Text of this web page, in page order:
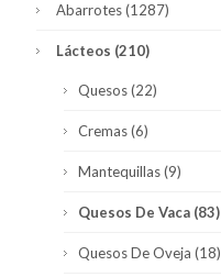
Abarrotes(1287)
Lácteos (210)
Quesos(22)
Cremas(6)
Mantequillas(9)
Quesos De Vaca (83)
Quesos De Oveja (18)